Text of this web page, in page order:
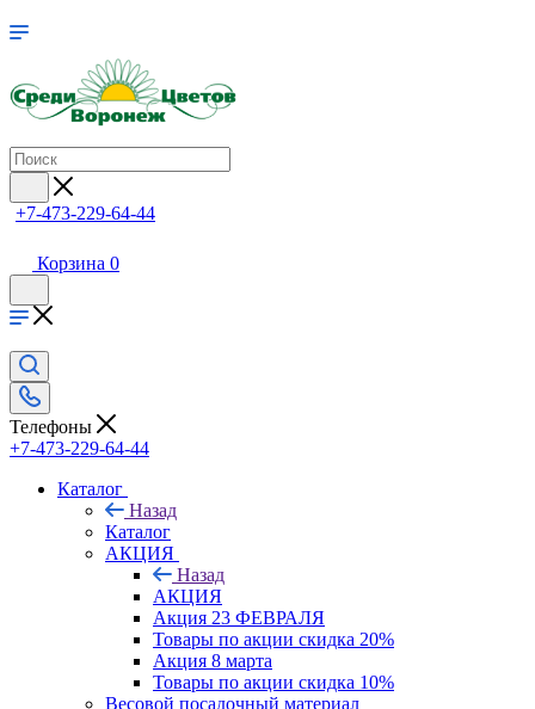
+7-473-229-64-44
Корзина 0
Телефоны
+7-473-229-64-44
Каталог
Назад
Каталог
АКЦИЯ
Назад
АКЦИЯ
Акция 23 ФЕВРАЛЯ
Товары по акции скидка 20%
Акция 8 марта
Товары по акции скидка 10%
Весовой посадочный материал